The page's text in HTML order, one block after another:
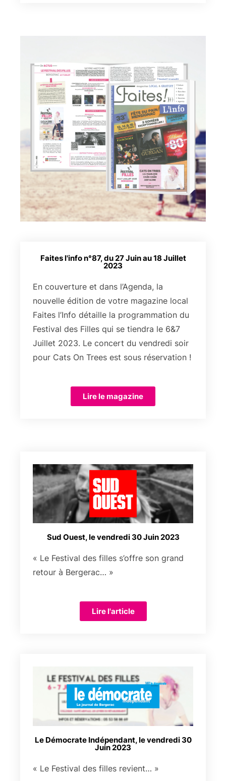
Faites l'info n°87, du 27 Juin au 18 Juillet
2023
En couverture et dans l’Agenda, la
nouvelle édition de votre magazine local
Faites l’Info détaille la programmation du
Festival des Filles qui se tiendra le 6&7
Juillet 2023. Le concert du vendredi soir
pour Cats On Trees est sous réservation !
Lire le magazine
Sud Ouest, le vendredi 30 Juin 2023
« Le Festival des filles s’offre son grand
retour à Bergerac… »
Lire l'article
Le Démocrate Indépendant, le vendredi 30
Juin 2023
« Le Festival des filles revient… »